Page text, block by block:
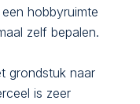
hobbyruimte
zelf bepalen.
grondstuk naar
is zeer